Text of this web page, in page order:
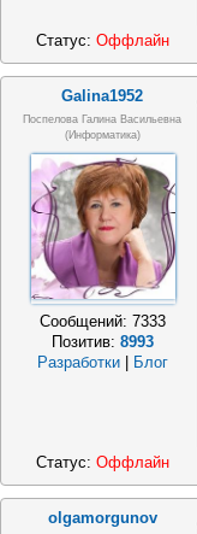
Статус: Оффлайн
Galina1952
Поспелова Галина Васильевна
(информатика)
Сообщений: 7333
Позитив: 8993
Разработки
Блог
Статус: Оффлайн
olgamorgunov